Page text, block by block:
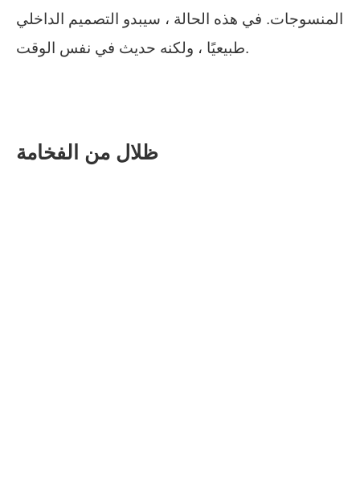
المنسوجات. في هذه الحالة ، سيبدو التصميم الداخلي
طبيعيًا ، ولكنه حديث في نفس الوقت.
ظلال من الفخامة